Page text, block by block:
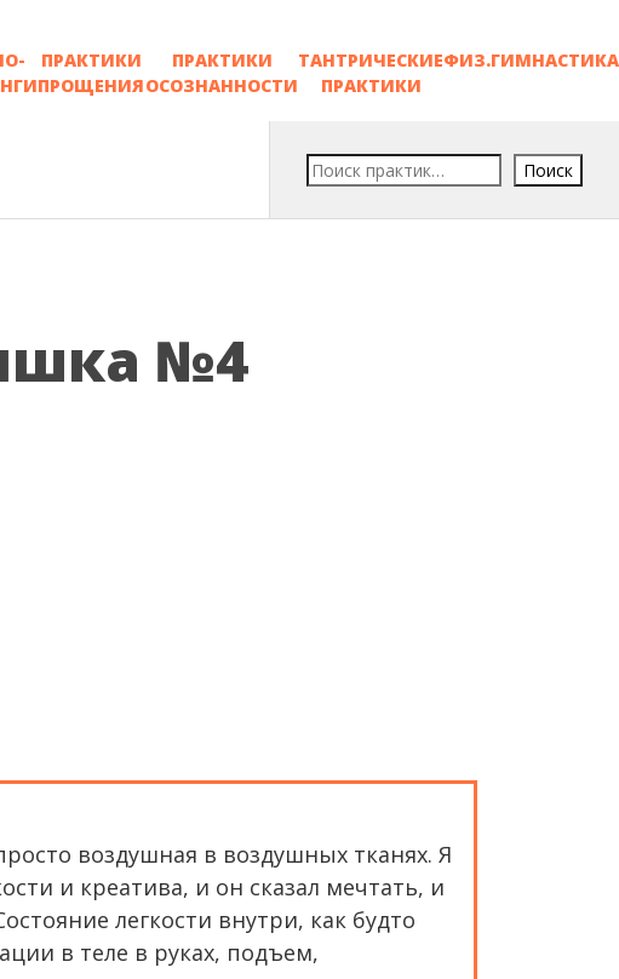
ПРАКТИКИ
ПРОЩЕНИЯ
ПРАКТИКИ
ОСОЗНАННОСТИ
ТАНТРИЧЕСКИЕ
ПРАКТИКИ
ФИЗ.ГИМНАСТИКА
Поиск
№4
воздушная в воздушных тканях. Я
и креатива, и он сказал мечтать, и
легкости внутри, как будто
в теле в руках, подъем,